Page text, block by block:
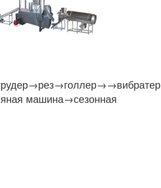
→рез→голлер→→вибратер
машина→сезонная